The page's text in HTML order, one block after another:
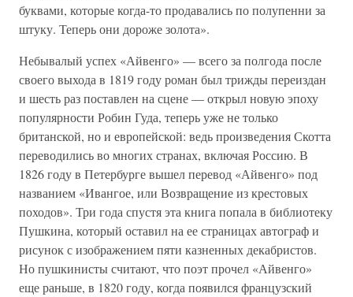
буквами, которые когда-то продавались по полупенни за
штуку. Теперь они дороже золота».
Небывалый успех «Айвенго» — всего за полгода после
своего выхода в 1819 году роман был трижды переиздан
и шесть раз поставлен на сцене — открыл новую эпоху
популярности Робин Гуда, теперь уже не только
британской, но и европейской: ведь произведения Скотта
переводились во многих странах, включая Россию. В
1826 году в Петербурге вышел перевод «Айвенго» под
названием «Ивангое, или Возвращение из крестовых
походов». Три года спустя эта книга попала в библиотеку
Пушкина, который оставил на ее страницах автограф и
рисунок с изображением пяти казненных декабристов.
Но пушкинисты считают, что поэт прочел «Айвенго»
еще раньше, в 1820 году, когда появился французский